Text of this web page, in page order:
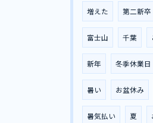
増えた 第二新卒
富士山 千葉
新年 冬季休業日
暑い お盆休み
暑気払い 夏